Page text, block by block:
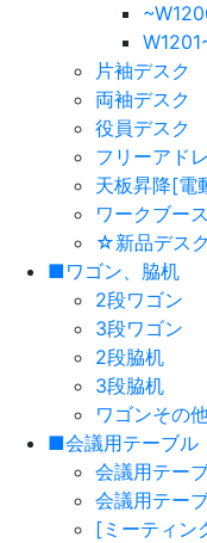
片袖デスク
両袖デスク
役員デスク
フリーアド
天板昇降[電
ワークブー
☆新品デスク
■ワゴン、脇机
2段ワゴン
3段ワゴン
2段脇机
3段脇机
ワゴンその
■会議用テーブル
会議用テー
会議用テー
[ミーティン